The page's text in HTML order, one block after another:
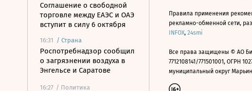
Соглашение о свободной
торговле между ЕАЭС и ОАЭ
вступит в силу 6 октября
16:31 / Страна
Роспотребнадзор сообщил
о загрязнении воздуха в
Энгельсе и Саратове
16:27 / Политика
Правила применения
рекламно-обменной сети,
INFOX, 24smi
Все права защищены © АО
7712108141/771501001, ОГРН
муниципальный округ